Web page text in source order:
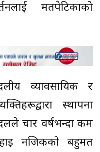
मतपेटिकाको
व्यावसायिक र
स्थापना
चार वर्षभन्दा कम
नजिकको बहुमत